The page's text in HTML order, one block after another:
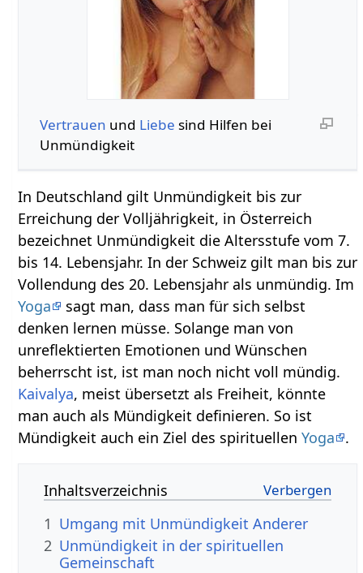
Vertrauen und Liebe sind Hilfen bei
Unmündigkeit
In Deutschland gilt Unmündigkeit bis zur
Erreichung der Volljährigkeit, in Österreich
bezeichnet Unmündigkeit die Altersstufe vom 7.
bis 14. Lebensjahr. In der Schweiz gilt man bis zur
Vollendung des 20. Lebensjahr als unmündig. Im
Yoga
sagt man, dass man für sich selbst
denken lernen müsse. Solange man von
unreflektierten Emotionen und Wünschen
beherrscht ist, ist man noch nicht voll mündig.
Kaivalya, meist übersetzt als Freiheit, könnte
man auch als Mündigkeit definieren. So ist
Mündigkeit auch ein Ziel des spirituellenYoga .
Inhaltsverzeichnis
1 Umgang mit Unmündigkeit Anderer
2 Unmündigkeit in der spirituellen
Gemeinschaft